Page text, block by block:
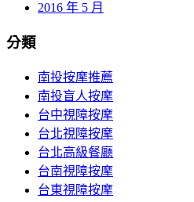
2016 年 5 月
分類
南投按摩推薦
南投盲人按摩
台中視障按摩
台北視障按摩
台北高級餐廳
台南視障按摩
台東視障按摩